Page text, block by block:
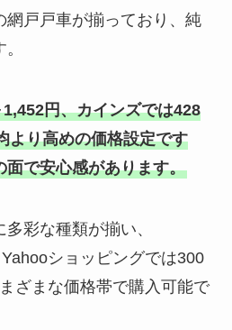
網戸戸車が揃っており、純
円、カインズでは428
より高めの価格設定です
面で安心感があります。
彩な種類が揃い、
ショッピングでは300
ざまな価格帯で購入可能で